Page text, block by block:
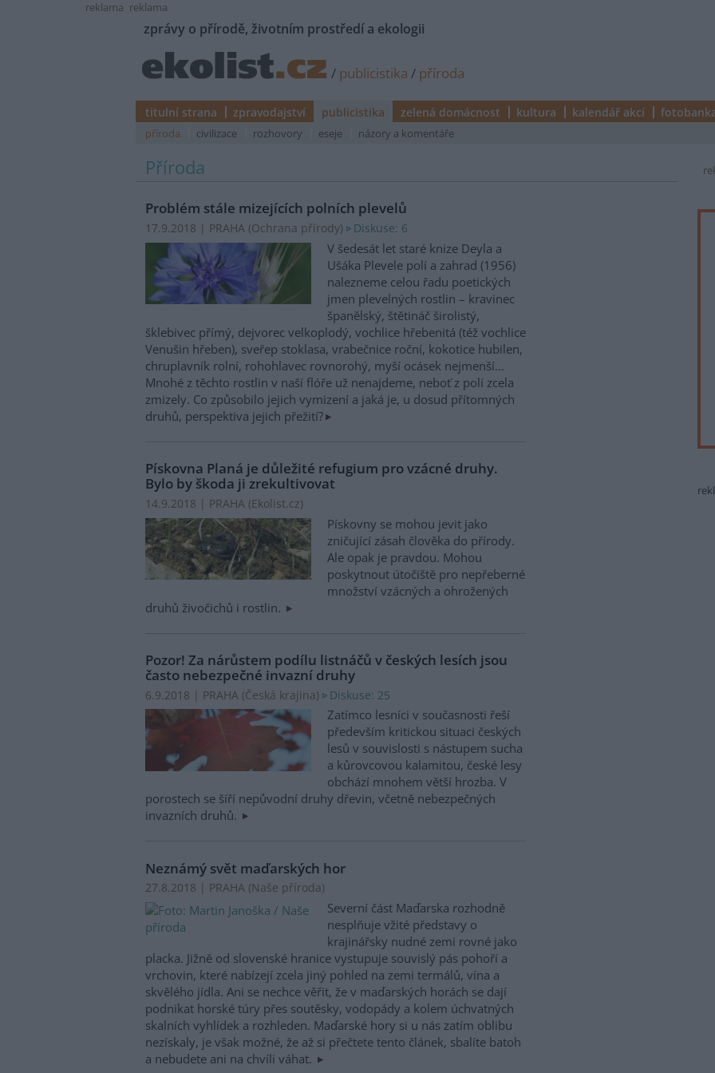
reklama reklama
zprávy o přírodě, životním prostředí a ekologii
/ publicistika / příroda
titulní strana zpravodajství publicistika zelená domácnost kultura kalendář akcí
příroda civilizace rozhovory eseje názory a komentáře
Příroda
Problém stále mizejících polních plevelů
17.9.2018 | PRAHA (Ochrana přírody) Diskuse: 6
V šedesát let staré knize Deyla a
Ušáka Plevele polí a zahrad (1956)
nalezneme celou řadu poetických
jmen plevelných rostlin – kravinec
španělský, štětináč širolistý,
šklebivec přímý, dejvorec velkoplodý, vochlice hřebenitá (též vochlice
Venušin hřeben), sveřep stoklasa, vrabečnice roční, kokotice hubilen,
chruplavník rolní, rohohlavec rovnorohý, myší ocásek nejmenší…
Mnohé z těchto rostlin v naší flóře už nenajdeme, neboť z polí zcela
zmizely. Co způsobilo jejich vymizení a jaká je, u dosud přítomných
druhů, perspektiva jejich přežití?
Pískovna Planá je důležité refugium pro vzácné druhy.
Bylo by škoda ji zrekultivovat
14.9.2018 | PRAHA (Ekolist.cz)
Pískovny se mohou jevit jako
zničující zásah člověka do přírody.
Ale opak je pravdou. Mohou
poskytnout útočiště pro nepřeberné
množství vzácných a ohrožených
druhů živočichů i rostlin.
Pozor! Za nárůstem podílu listnáčů v českých lesích jsou
často nebezpečné invazní druhy
6.9.2018 | PRAHA (Česká krajina) Diskuse: 25
Zatímco lesníci v současnosti řeší
především kritickou situaci českých
lesů v souvislosti s nástupem sucha
a kůrovcovou kalamitou, české lesy
obchází mnohem větší hrozba. V
porostech se šíří nepůvodní druhy dřevin, včetně nebezpečných
invazních druhů.
Neznámý svět maďarských hor
27.8.2018 | PRAHA (Naše příroda)
Severní část Maďarska rozhodně
nesplňuje vžité představy o
krajinářsky nudné zemi rovné jako
placka. Jižně od slovenské hranice vystupuje souvislý pás pohoří a
vrchovin, které nabízejí zcela jiný pohled na zemi termálů, vína a
skvělého jídla. Ani se nechce věřit, že v maďarských horách se dají
podnikat horské túry přes soutěsky, vodopády a kolem úchvatných
skalních vyhlídek a rozhleden. Maďarské hory si u nás zatím oblibu
nezískaly, je však možné, že až si přečtete tento článek, sbalíte batoh
a nebudete ani na chvíli váhat.